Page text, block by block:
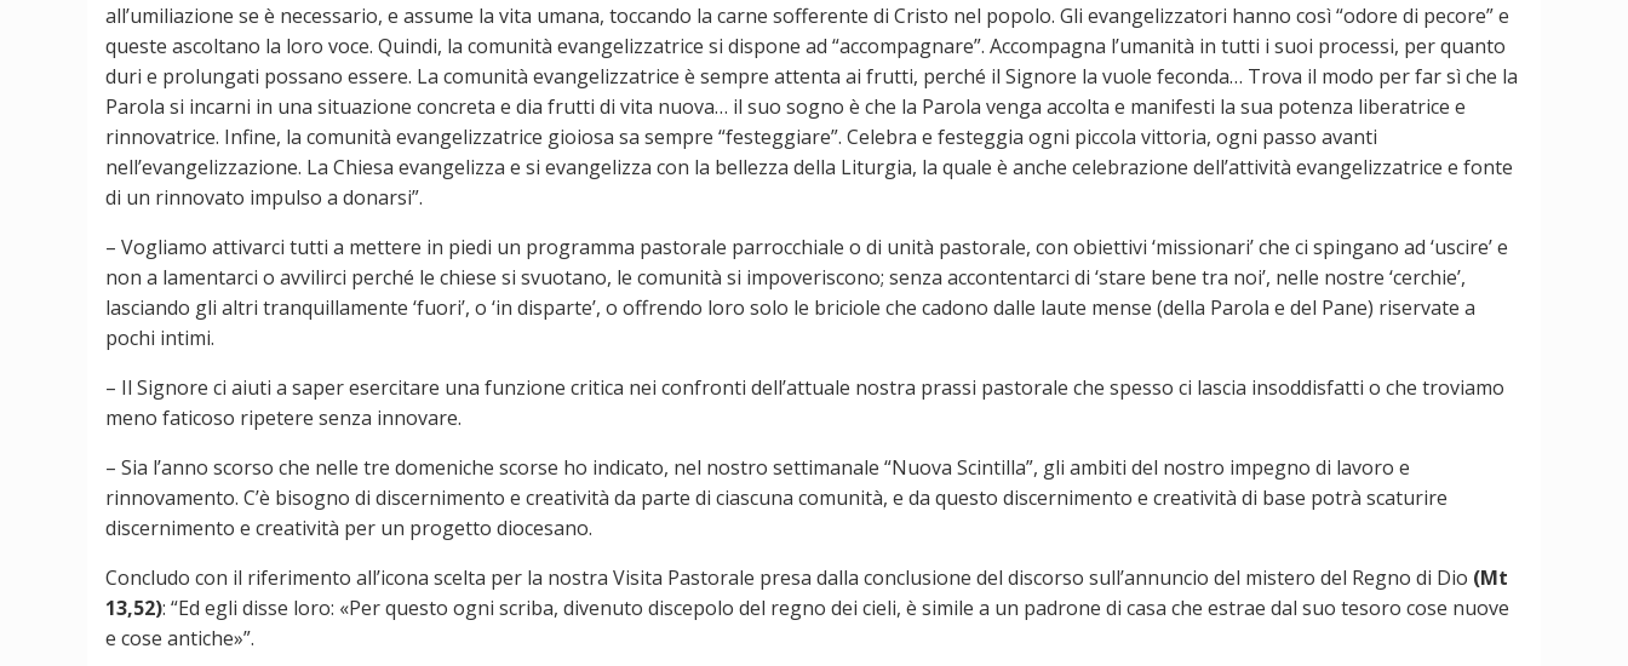
all’umiliazione se è necessario, e assume la vita umana, toccando la carne sofferente di Cristo nel popolo. Gli evangelizzatori hanno così “odore di pecore” e
queste ascoltano la loro voce. Quindi, la comunità evangelizzatrice si dispone ad “accompagnare”. Accompagna l’umanità in tutti i suoi processi, per quanto
duri e prolungati possano essere. La comunità evangelizzatrice è sempre attenta ai frutti, perché il Signore la vuole feconda… Trova il modo per far sì che la
Parola si incarni in una situazione concreta e dia frutti di vita nuova… il suo sogno è che la Parola venga accolta e manifesti la sua potenza liberatrice e
rinnovatrice. Infine, la comunità evangelizzatrice gioiosa sa sempre “festeggiare”. Celebra e festeggia ogni piccola vittoria, ogni passo avanti
nell’evangelizzazione. La Chiesa evangelizza e si evangelizza con la bellezza della Liturgia, la quale è anche celebrazione dell’attività evangelizzatrice e fonte
di un rinnovato impulso a donarsi”.
– Vogliamo attivarci tutti a mettere in piedi un programma pastorale parrocchiale o di unità pastorale, con obiettivi ‘missionari’ che ci spingano ad ‘uscire’ e
non a lamentarci o avvilirci perché le chiese si svuotano, le comunità si impoveriscono; senza accontentarci di ‘stare bene tra noi’, nelle nostre ‘cerchie’,
lasciando gli altri tranquillamente ‘fuori’, o ‘in disparte’, o offrendo loro solo le briciole che cadono dalle laute mense (della Parola e del Pane) riservate a
pochi intimi.
– Il Signore ci aiuti a saper esercitare una funzione critica nei confronti dell’attuale nostra prassi pastorale che spesso ci lascia insoddisfatti o che troviamo
meno faticoso ripetere senza innovare.
– Sia l’anno scorso che nelle tre domeniche scorse ho indicato, nel nostro settimanale “Nuova Scintilla”, gli ambiti del nostro impegno di lavoro e
rinnovamento. C’è bisogno di discernimento e creatività da parte di ciascuna comunità, e da questo discernimento e creatività di base potrà scaturire
discernimento e creatività per un progetto diocesano.
Concludo con il riferimento all’icona scelta per la nostra Visita Pastorale presa dalla conclusione del discorso sull’annuncio del mistero del Regno di Dio (Mt
13,52): “Ed egli disse loro: «Per questo ogni scriba, divenuto discepolo del regno dei cieli, è simile a un padrone di casa che estrae dal suo tesoro cose nuove
e cose antiche»”.